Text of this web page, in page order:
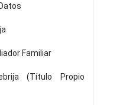
Familiar
(Título Propio